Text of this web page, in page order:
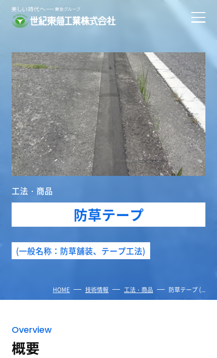
工法・商品
防草テープ
(一般名称：防草舗装、テープ工法)
HOME 技術情報 工法・商品 防草テープ (...
Overview
概要